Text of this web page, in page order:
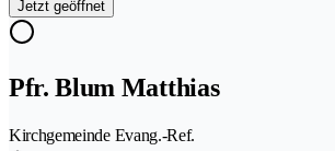
Jetzt geöffnet
Pfr. Blum Matthias
Kirchgemeinde Evang.-Ref.